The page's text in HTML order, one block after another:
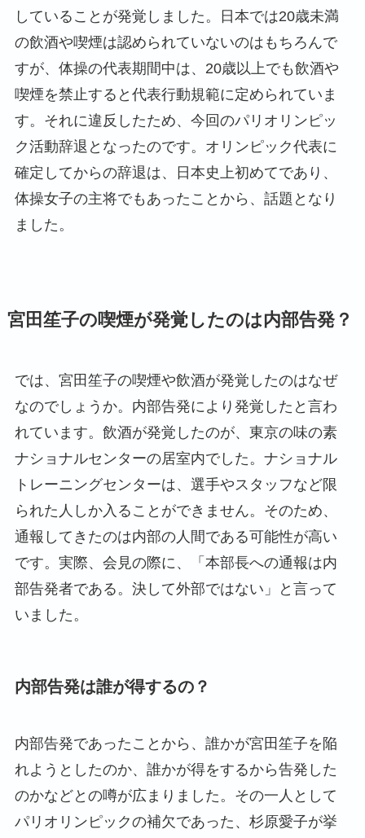
していることが発覚しました。日本では20歳未満
の飲酒や喫煙は認められていないのはもちろんで
すが、体操の代表期間中は、20歳以上でも飲酒や
喫煙を禁止すると代表行動規範に定められていま
す。それに違反したため、今回のパリオリンピッ
ク活動辞退となったのです。オリンピック代表に
確定してからの辞退は、日本史上初めてであり、
体操女子の主将でもあったことから、話題となり
ました。
宮田笙子の喫煙が発覚したのは内部告発？
では、宮田笙子の喫煙や飲酒が発覚したのはなぜ
なのでしょうか。内部告発により発覚したと言わ
れています。飲酒が発覚したのが、東京の味の素
ナショナルセンターの居室内でした。ナショナル
トレーニングセンターは、選手やスタッフなど限
られた人しか入ることができません。そのため、
通報してきたのは内部の人間である可能性が高い
です。実際、会見の際に、「本部長への通報は内
部告発者である。決して外部ではない」と言って
いました。
内部告発は誰が得するの？
内部告発であったことから、誰かが宮田笙子を陥
れようとしたのか、誰かが得をするから告発した
のかなどとの噂が広まりました。その一人として
パリオリンピックの補欠であった、杉原愛子が挙